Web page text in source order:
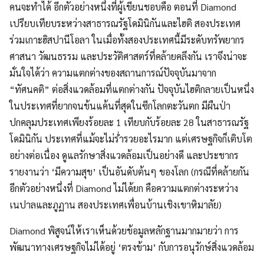
คนจะทำได้ อีกตัวอย่างหนึ่งที่ผู้เขียนชอบคือ ตอนที่ Diamond
เปรียบเทียบระหว่างสาธารณรัฐโดมินิกันและไฮติ สองประเทศ
ร่วมเกาะฮิสปานีโอลา ในเมื่อทั้งสองประเทศนี้มีระดับทรัพยากร
ศาสนา วัฒนธรรม และประวัติศาสตร์ที่คล้ายคลึงกัน เราจึงน่าจะ
มั่นใจได้ว่า ความแตกต่างของสถานการณ์ปัจจุบันมาจาก
“ทัศนคติ” ต่อสิ่งแวดล้อมที่แตกต่างกัน ปัจจุบันไฮติกลายเป็นหนึ่ง
ในประเทศที่ยากจนข้นแค้นที่สุดในซีกโลกตะวันตก มีผืนป่า
ปกคลุมประเทศเพียงร้อยละ 1 เทียบกับร้อยละ 28 ในสาธารณรัฐ
โดมินิกัน ประเทศที่แม้จะไม่ร่ำรวยอะไรมาก แต่เศรษฐกิจก็เติบโต
อย่างต่อเนื่อง ดูแลรักษาสิ่งแวดล้อมเป็นอย่างดี และประชากร
รายงานว่า ‘มีความสุข’ เป็นอันดับต้นๆ ของโลก (กรณีที่คล้ายกัน
อีกตัวอย่างหนึ่งที่ Diamond ไม่ได้ยก คือความแตกต่างระหว่าง
เนปาลและภูฏาน สองประเทศเพื่อนบ้านเชิงเขาหิมาลัย)
Diamond พิสูจน์ให้เราเห็นด้วยข้อมูลหลักฐานมากมายว่า การ
พัฒนาทางเศรษฐกิจไม่ได้อยู่ ‘ตรงข้าม’ กับการอนุรักษ์สิ่งแวดล้อม